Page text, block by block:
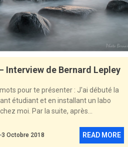
Interview de Bernard Lepley
pour te présenter : J'ai débuté la
étudiant et en installant un labo
moi. Par la suite, après...
3 Octobre 2018 READ MORE